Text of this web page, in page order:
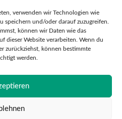
verwenden wir Technologien wie
speichern und/oder darauf zuzugreifen.
können wir Daten wie das
dieser Website verarbeiten. Wenn du
zurückziehst, können bestimmte
werden.
droits réservés
Impressum